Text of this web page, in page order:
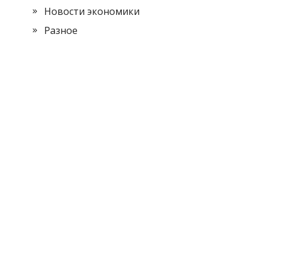
Новости экономики
Разное